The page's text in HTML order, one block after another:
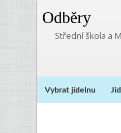
Odběry
Střední škola a
Vybrat jídelnu